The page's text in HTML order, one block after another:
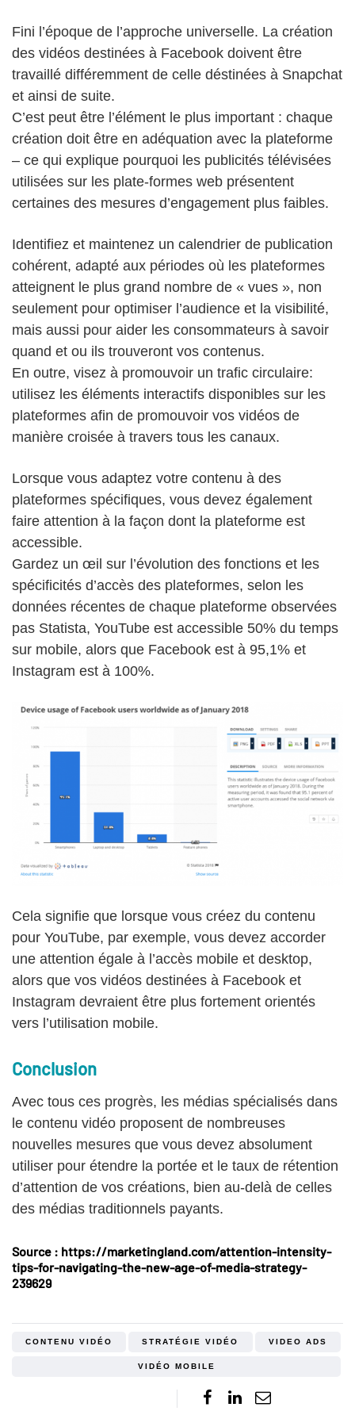
Fini l’époque de l’approche universelle. La création
des vidéos destinées à Facebook doivent être
travaillé différemment de celle déstinées à Snapchat
et ainsi de suite.
C’est peut être l’élément le plus important : chaque
création doit être en adéquation avec la plateforme
– ce qui explique pourquoi les publicités télévisées
utilisées sur les plate-formes web présentent
certaines des mesures d’engagement plus faibles.
Identifiez et maintenez un calendrier de publication
cohérent, adapté aux périodes où les plateformes
atteignent le plus grand nombre de « vues », non
seulement pour optimiser l’audience et la visibilité,
mais aussi pour aider les consommateurs à savoir
quand et ou ils trouveront vos contenus.
En outre, visez à promouvoir un trafic circulaire:
utilisez les éléments interactifs disponibles sur les
plateformes afin de promouvoir vos vidéos de
manière croisée à travers tous les canaux.
Lorsque vous adaptez votre contenu à des
plateformes spécifiques, vous devez également
faire attention à la façon dont la plateforme est
accessible.
Gardez un œil sur l’évolution des fonctions et les
spécificités d’accès des plateformes, selon les
données récentes de chaque plateforme observées
pas Statista, YouTube est accessible 50% du temps
sur mobile, alors que Facebook est à 95,1% et
Instagram est à 100%.
Cela signifie que lorsque vous créez du contenu
pour YouTube, par exemple, vous devez accorder
une attention égale à l’accès mobile et desktop,
alors que vos vidéos destinées à Facebook et
Instagram devraient être plus fortement orientés
vers l’utilisation mobile.
Conclusion
Avec tous ces progrès, les médias spécialisés dans
le contenu vidéo proposent de nombreuses
nouvelles mesures que vous devez absolument
utiliser pour étendre la portée et le taux de rétention
d’attention de vos créations, bien au-delà de celles
des médias traditionnels payants.
Source : https://marketingland.com/attention-intensity-
tips-for-navigating-the-new-age-of-media-strategy-
239629
CONTENU VIDÉO STRATÉGIE VIDÉO VIDEO ADS
VIDÉO MOBILE